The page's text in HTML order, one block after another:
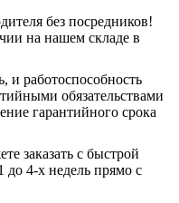
без посредников!
на нашем складе в
и работоспособность
обязательствами
гарантийного срока
заказать с быстрой
до 4-х недель прямо с